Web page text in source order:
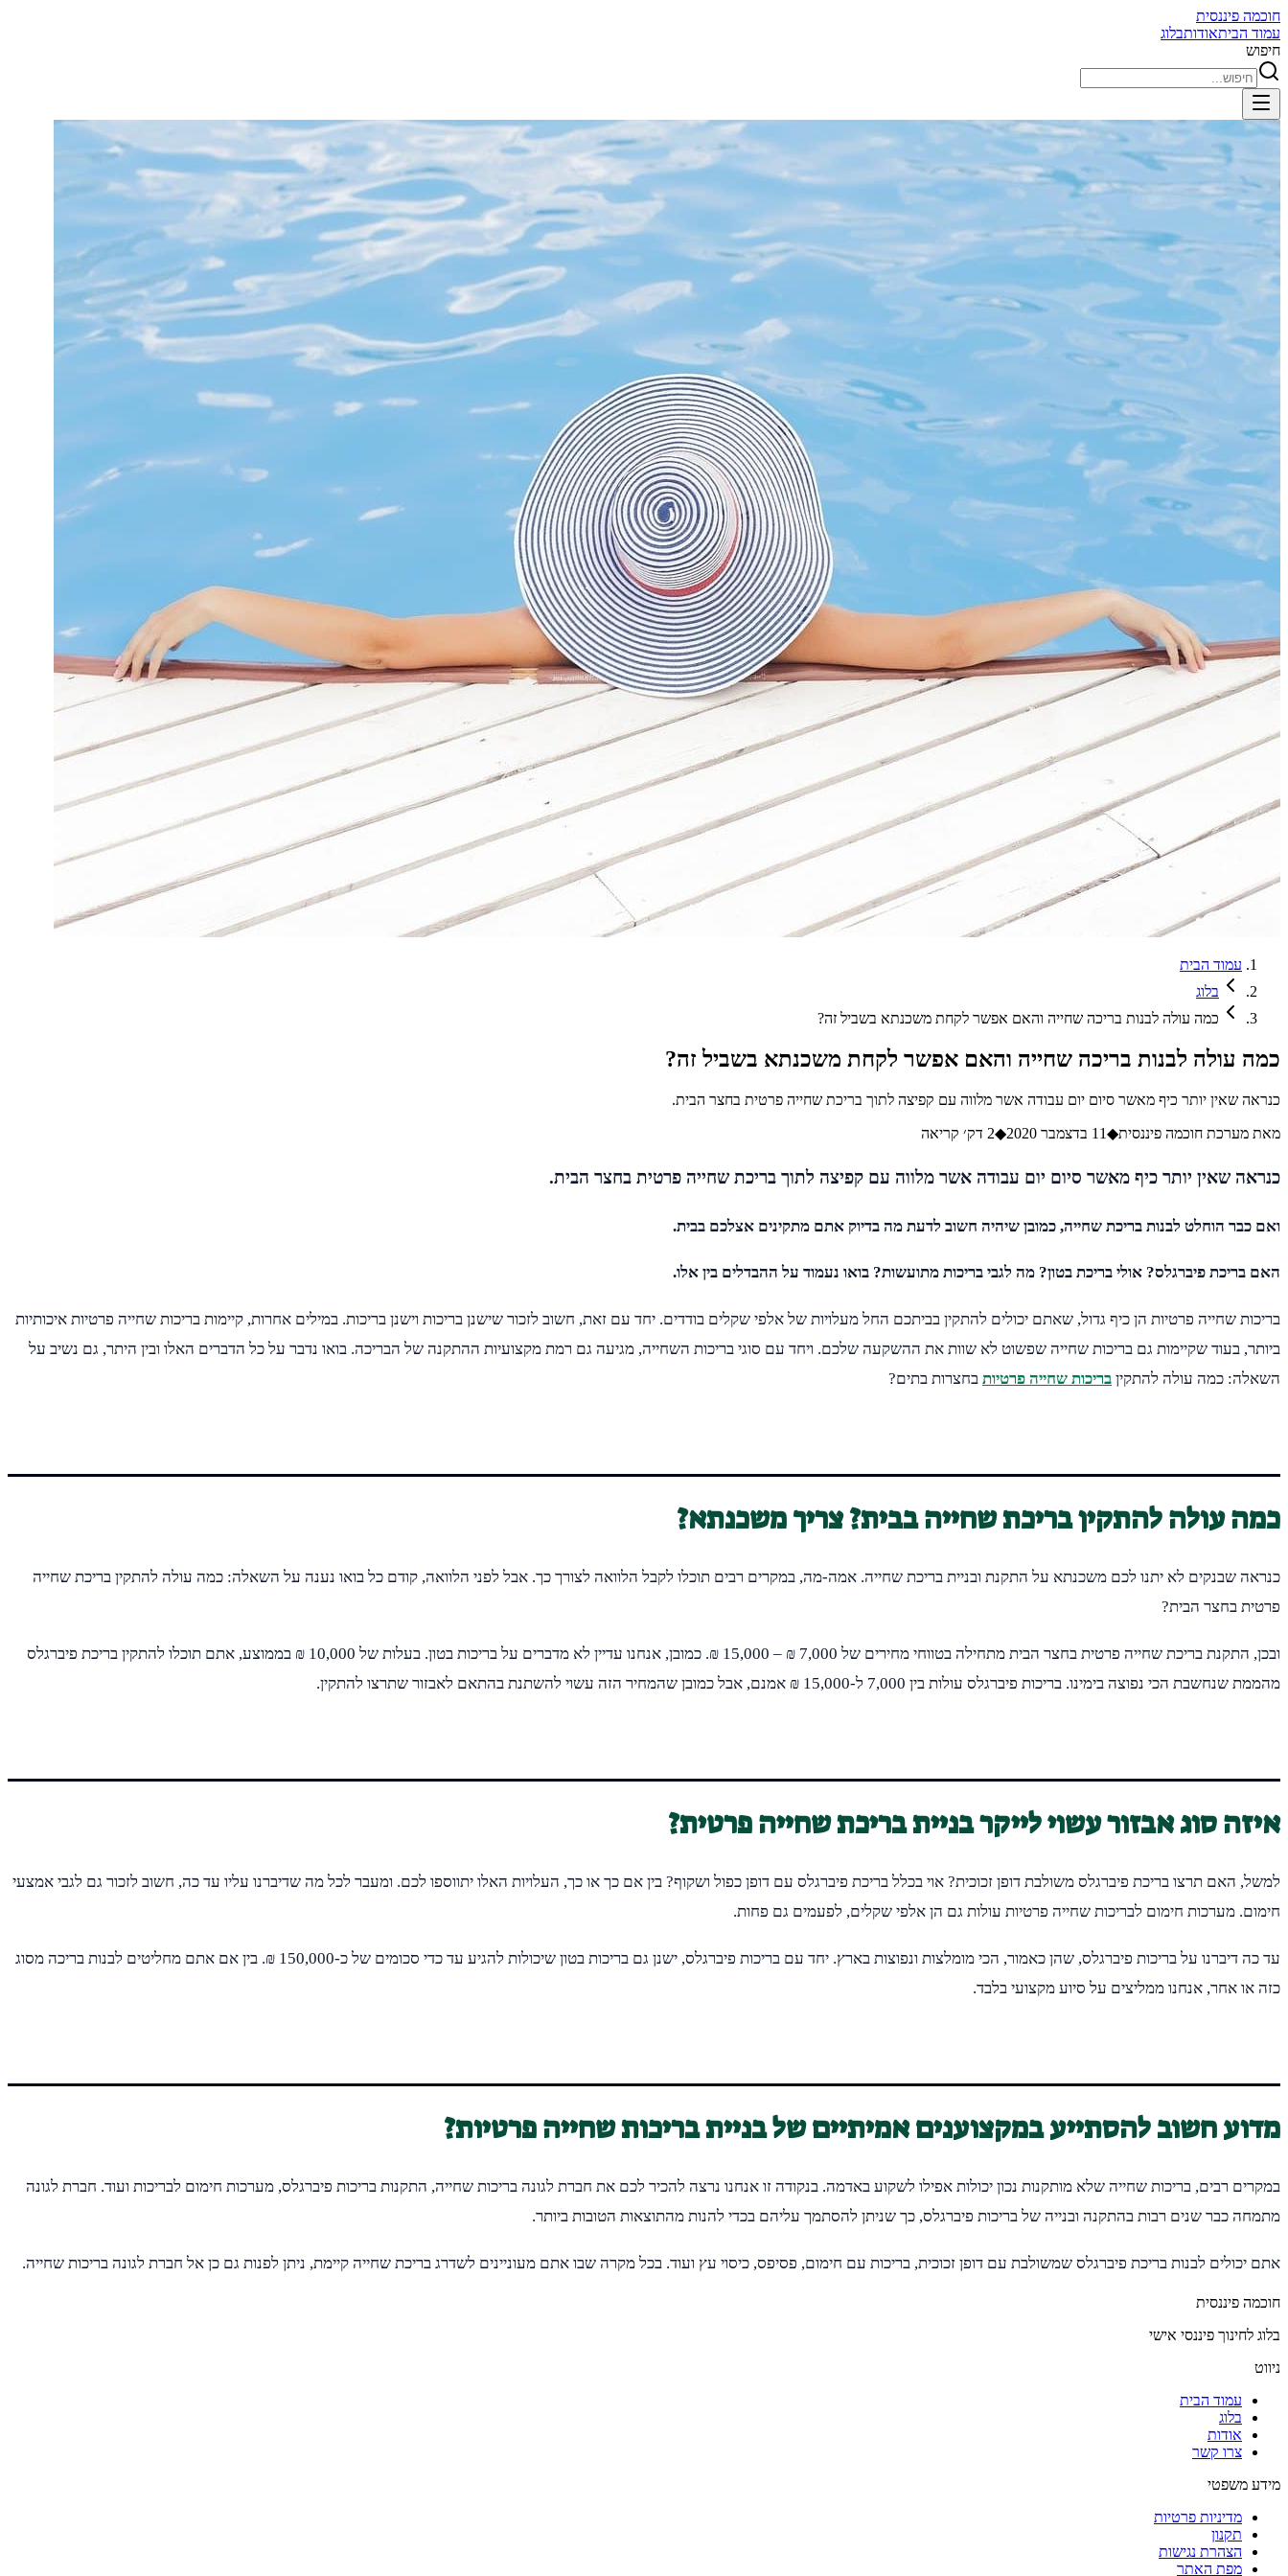
חוכמה פיננסית
עמוד הביתאודותבלוג
חיפוש
עמוד הבית
בלוג
כמה עולה לבנות בריכה שחייה והאם אפשר לקחת משכנתא בשביל זה?
כמה עולה לבנות בריכה שחייה והאם אפשר לקחת משכנתא בשביל זה?
כנראה שאין יותר כיף מאשר סיום יום עבודה אשר מלווה עם קפיצה לתוך בריכת שחייה פרטית בחצר הבית.
מאת מערכת חוכמה פיננסית◆11 בדצמבר 2020 ◆
2 דק׳ קריאה
כנראה שאין יותר כיף מאשר סיום יום עבודה אשר מלווה עם קפיצה לתוך בריכת שחייה פרטית בחצר הבית.
ואם כבר הוחלט לבנות בריכת שחייה, כמובן שיהיה חשוב לדעת מה בדיוק אתם מתקינים אצלכם בבית.
האם בריכת פיברגלס? אולי בריכת בטון? מה לגבי בריכות מתועשות? בואו נעמוד על ההבדלים בין אלו.
בריכות שחייה פרטיות הן כיף גדול, שאתם יכולים להתקין בביתכם החל מעלויות של אלפי שקלים בודדים. יחד עם זאת, חשוב לזכור שישנן בריכות וישנן בריכות. במילים אחרות, קיימות בריכות שחייה פרטיות איכותיות
ביותר, בעוד שקיימות גם בריכות שחייה שפשוט לא שוות את ההשקעה שלכם. ויחד עם סוגי בריכות השחייה, מגיעה גם רמת מקצועיות ההתקנה של הבריכה. בואו נדבר על כל הדברים האלו ובין היתר, גם נשיב על
השאלה: כמה עולה להתקין בריכות שחייה פרטיות בחצרות בתים?
כמה עולה להתקין בריכת שחייה בבית? צריך משכנתא?
כנראה שבנקים לא יתנו לכם משכנתא על התקנת ובניית בריכת שחייה. אמה-מה, במקרים רבים תוכלו לקבל הלוואה לצורך כך. אבל לפני הלוואה, קודם כל בואו נענה על השאלה: כמה עולה להתקין בריכת שחייה
פרטית בחצר הבית?
ובכן, התקנת בריכת שחייה פרטית בחצר הבית מתחילה בטווחי מחירים של 7,000 ₪ – 15,000 ₪. כמובן, אנחנו עדיין לא מדברים על בריכות בטון. בעלות של 10,000 ₪ בממוצע, אתם תוכלו להתקין בריכת פיברגלס
מהממת שנחשבת הכי נפוצה בימינו. בריכות פיברגלס עולות בין 7,000 ל-15,000 ₪ אמנם, אבל כמובן שהמחיר הזה עשוי להשתנת בהתאם לאבזור שתרצו להתקין.
איזה סוג אבזור עשוי לייקר בניית בריכת שחייה פרטית?
למשל, האם תרצו בריכת פיברגלס משולבת דופן זכוכית? אוי בכלל בריכת פיברגלס עם דופן כפול ושקוף? בין אם כך או כך, העלויות האלו יתווספו לכם. ומעבר לכל מה שדיברנו עליו עד כה, חשוב לזכור גם לגבי אמצעי
חימום. מערכות חימום לבריכות שחייה פרטיות עולות גם הן אלפי שקלים, לפעמים גם פחות.
עד כה דיברנו על בריכות פיברגלס, שהן כאמור, הכי מומלצות ונפוצות בארץ. יחד עם בריכות פיברגלס, ישנן גם בריכות בטון שיכולות להגיע עד כדי סכומים של כ-150,000 ₪. בין אם אתם מחליטים לבנות בריכה מסוג
כזה או אחר, אנחנו ממליצים על סיוע מקצועי בלבד.
מדוע חשוב להסתייע במקצוענים אמיתיים של בניית בריכות שחייה פרטיות?
במקרים רבים, בריכות שחייה שלא מותקנות נכון יכולות אפילו לשקוע באדמה. בנקודה זו אנחנו נרצה להכיר לכם את חברת לגונה בריכות שחייה, התקנות בריכות פיברגלס, מערכות חימום לבריכות ועוד. חברת לגונה
מתמחה כבר שנים רבות בהתקנה ובנייה של בריכות פיברגלס, כך שניתן להסתמך עליהם בכדי להנות מהתוצאות הטובות ביותר.
אתם יכולים לבנות בריכת פיברגלס שמשולבת עם דופן זכוכית, בריכות עם חימום, פסיפס, כיסוי עץ ועוד. בכל מקרה שבו אתם מעוניינים לשדרג בריכת שחייה קיימת, ניתן לפנות גם כן אל חברת לגונה בריכות שחייה.
חוכמה פיננסית
בלוג לחינוך פיננסי אישי
ניווט
עמוד הבית
בלוג
אודות
צרו קשר
מידע משפטי
מדיניות פרטיות
תקנון
הצהרת נגישות
מפת האתר